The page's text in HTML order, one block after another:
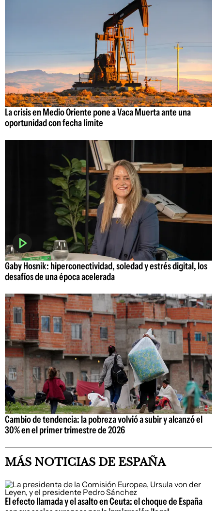
La crisis en Medio Oriente pone a Vaca Muerta ante una
oportunidad con fecha límite
Gaby Hosnik: hiperconectividad, soledad y estrés digital, los
desafíos de una época acelerada
Cambio de tendencia: la pobreza volvió a subir y alcanzó el
30% en el primer trimestre de 2026
MÁS NOTICIAS DE ESPAÑA
El efecto llamada y el asalto en Ceuta: el choque de España